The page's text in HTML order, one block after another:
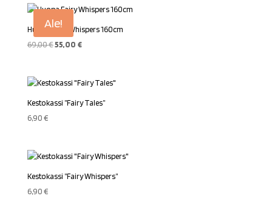
Ale!
Huopa Fairy Whispers 160cm
69,00€ Alkuperäinen
69,00 €.
55,00 €Nykyinen
55,00 €.
Kestokassi ”Fairy Tales”
6,90€
Kestokassi ”Fairy Whispers”
6,90€